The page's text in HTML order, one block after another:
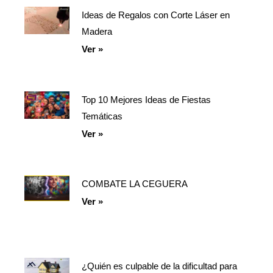
Ideas de Regalos con Corte Láser en
Madera
Ver »
Top 10 Mejores Ideas de Fiestas
Temáticas
Ver »
COMBATE LA CEGUERA
Ver »
¿Quién es culpable de la dificultad para
PáginaPáginaPágina